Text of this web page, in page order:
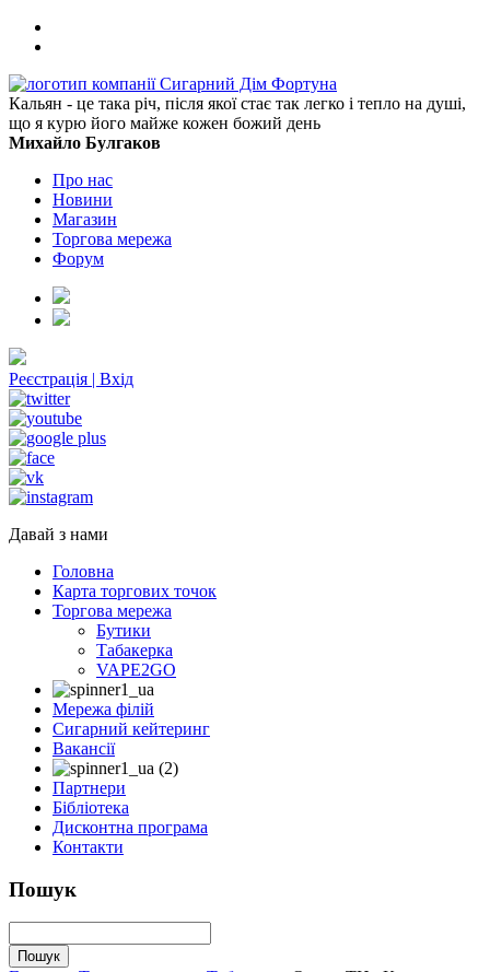
Кальян - це така річ, після якої стає так легко і тепло на душі,
що я курю його майже кожен божий день
Михайло Булгаков
Про нас
Новини
Магазин
Торгова мережа
Форум
Реєстрація | Вхід
Давай з нами
Головна
Карта торгових точок
Торгова мережа
Бутики
Табакерка
VAPE2GO
Мережа філій
Сигарний кейтеринг
Вакансії
Партнери
Бібліотека
Дисконтна програма
Контакти
Пошук